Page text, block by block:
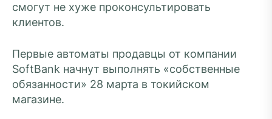
смогут не хуже проконсультировать
клиентов.
Первые автоматы продавцы от компании
SoftBank начнут выполнять «собственные
обязанности» 28 марта в токийском
магазине.